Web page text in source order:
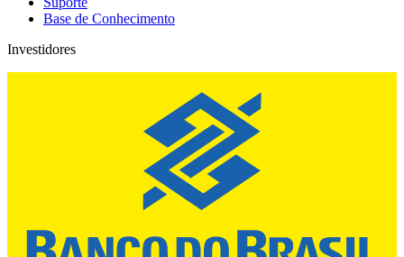
Base de Conhecimento
Investidores